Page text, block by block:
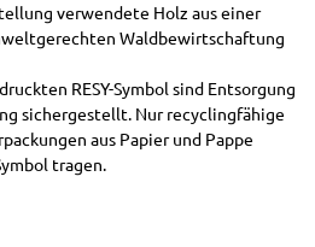
verwendete Holz aus einer
Waldbewirtschaftung
RESY-Symbol sind Entsorgung
sichergestellt. Nur recyclingfähige
aus Papier und Pappe
tragen.